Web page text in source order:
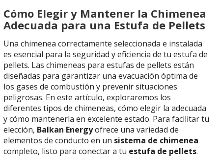
Cómo Elegir y Mantener la Chimenea
Adecuada para una Estufa de Pellets
Una chimenea correctamente seleccionada e instalada
es esencial para la seguridad y eficiencia de tu estufa de
pellets. Las chimeneas para estufas de pellets están
diseñadas para garantizar una evacuación óptima de
los gases de combustión y prevenir situaciones
peligrosas. En este artículo, exploraremos los
diferentes tipos de chimeneas, cómo elegir la adecuada
y cómo mantenerla en excelente estado. Para facilitar tu
elección, Balkan Energyofrece una variedad de
elementos de conducto en un sistema de chimenea
completo, listo para conectar a tu estufa de pellets.